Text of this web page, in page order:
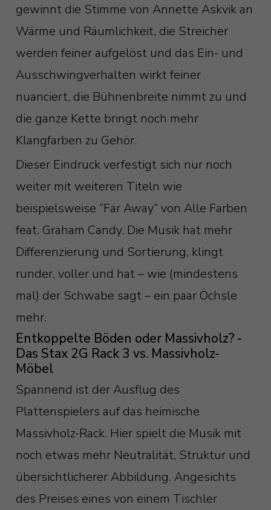
gewinnt die Stimme von Annette Askvik an
Wärme und Räumlichkeit, die Streicher
werden feiner aufgelöst und das Ein- und
Ausschwingverhalten wirkt feiner
nuanciert, die Bühnenbreite nimmt zu und
die ganze Kette bringt noch mehr
Klangfarben zu Gehör.
Dieser Eindruck verfestigt sich nur noch
weiter mit weiteren Titeln wie
beispielsweise “Far Away” von Alle Farben
feat. Graham Candy. Die Musik hat mehr
Differenzierung und Sortierung, klingt
runder, voller und hat – wie (mindestens
mal) der Schwabe sagt – ein paar Öchsle
mehr.
Entkoppelte Böden oder Massivholz? -
Das Stax 2G Rack 3 vs. Massivholz-
Möbel
Spannend ist der Ausflug des
Plattenspielers auf das heimische
Massivholz-Rack. Hier spielt die Musik mit
noch etwas mehr Neutralität, Struktur und
übersichtlicherer Abbildung. Angesichts
des Preises eines von einem Tischler